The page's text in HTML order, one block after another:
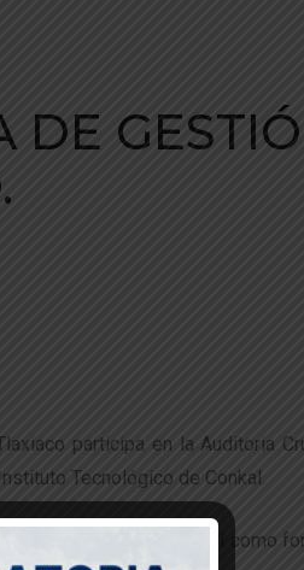
DE
participa en la Auditoria
Tecnológico de Conkal.
establecidos, así como